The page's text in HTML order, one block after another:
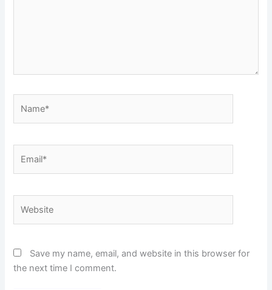
Save my name, email, and website in this browser for
the next time I comment.